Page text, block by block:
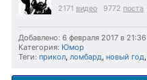
2171 видео 9772 поста
Добавлено: 6 февраля 2017 в 21:36
Категория: Юмор
Теги: прикол, ломбард, новый год,